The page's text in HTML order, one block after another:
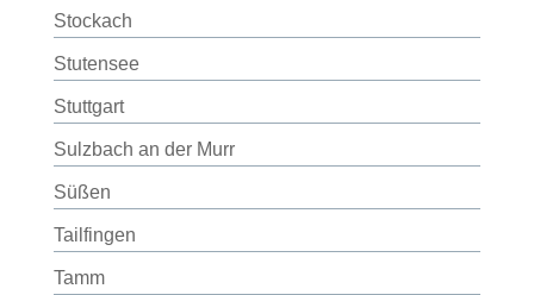
Stockach
Stutensee
Stuttgart
Sulzbach an der Murr
Süßen
Tailfingen
Tamm